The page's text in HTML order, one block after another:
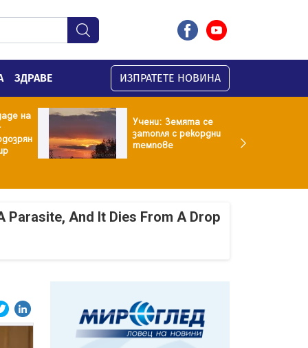
ЗДРАВЕ ИЗПРАТЕТЕ НОВИНА
на
Учени: Земята се
затопля с рекордни
темпове
Parasite, And It Dies From A Drop